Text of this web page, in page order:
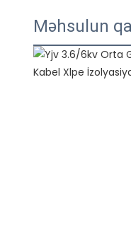
Məhsulun